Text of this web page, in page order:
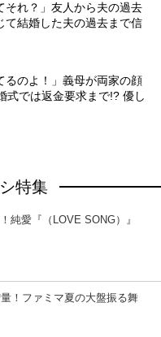
それ？」友人から夫の過去
結婚した夫の過去まで信
るのよ！」義母が両家の顔
式では返金要求まで!? 優し
特集
純愛『（LOVE SONG）』
！ファミマ夏の大盤振る舞